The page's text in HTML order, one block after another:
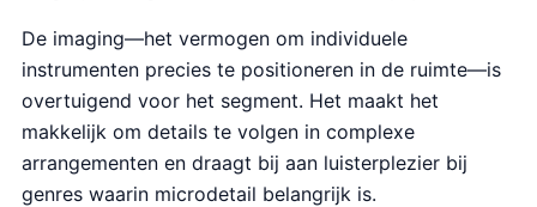
De imaging—het vermogen om individuele
instrumenten precies te positioneren in de ruimte—is
overtuigend voor het segment. Het maakt het
makkelijk om details te volgen in complexe
arrangementen en draagt bij aan luisterplezier bij
genres waarin microdetail belangrijk is.